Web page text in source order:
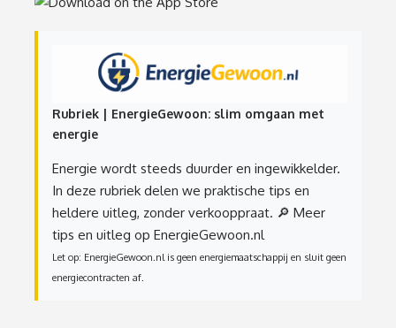
Rubriek | EnergieGewoon: slim omgaan met
energie
Energie wordt steeds duurder en ingewikkelder.
In deze rubriek delen we praktische tips en
heldere uitleg, zonder verkooppraat. 🔎 Meer
tips en uitleg op EnergieGewoon.nl
Let op: EnergieGewoon.nl is geen energiemaatschappij en sluit geen
energiecontracten af.